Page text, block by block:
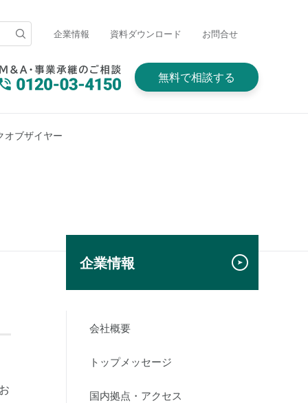
企業情報 資料ダウンロード お問合せ
無料で相談する
オブザイヤー
企業情報
会社概要
トップメッセージ
国内拠点・アクセス